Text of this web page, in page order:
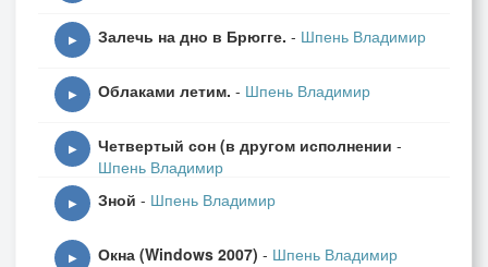
или эхо войны?
Когда закончится бой
мы будем мечтать с тобой
мир выкрасить в белый цвет.
мне раскаты слышны…
▶ Залечь на дно в Брюгге. - Шпень Владимир
▶ Облаками летим. - Шпень Владимир
▶ Четвертый сон (в другом исполнении -
Шпень Владимир
▶ Зной - Шпень Владимир
▶ Окна (Windows 2007) - Шпень Владимир